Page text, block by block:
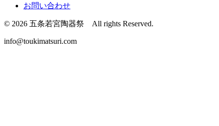
お問い合わせ
© 2026 五条若宮陶器祭 All rights Reserved.
info@toukimatsuri.com